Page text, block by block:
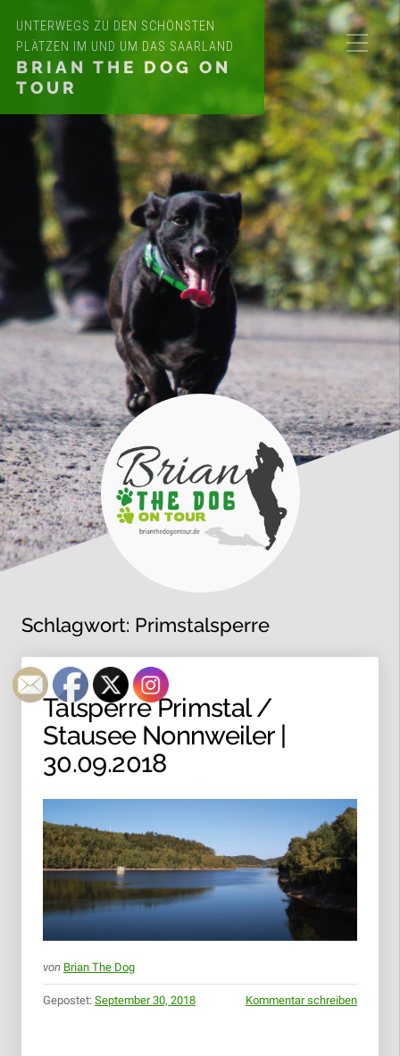
UNTERWEGS ZU DEN SCHÖNSTEN
PLÄTZEN IM UND UM DAS SAARLAND
BRIAN THE DOG ON
TOUR
Schlagwort: Primstalsperre
Talsperre Primstal /
Stausee Nonnweiler |
30.09.2018
von Brian The Dog
Gepostet: September 30, 2018 Kommentar schreiben